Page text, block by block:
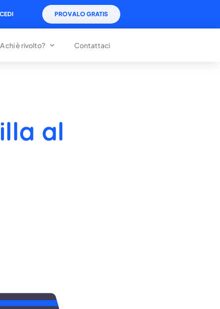
PROVALO GRATIS
A chi è rivolto? Contattaci
al